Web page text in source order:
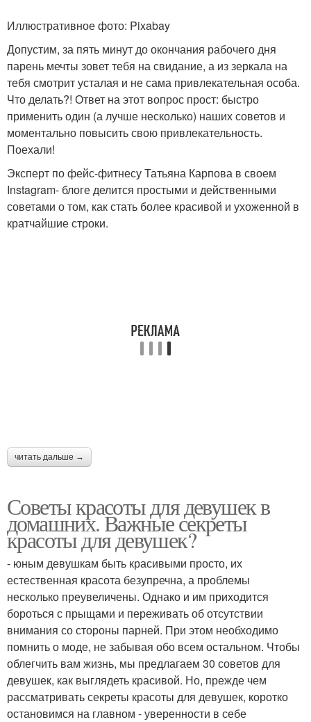
Иллюстративное фото: Pixabay
Допустим, за пять минут до окончания рабочего дня
парень мечты зовет тебя на свидание, а из зеркала на
тебя смотрит усталая и не сама привлекательная особа.
Что делать?! Ответ на этот вопрос прост: быстро
применить один (а лучше несколько) наших советов и
моментально повысить свою привлекательность.
Поехали!
Эксперт по фейс-фитнесу Татьяна Карпова в своем
Instagram- блоге делится простыми и действенными
советами о том, как стать более красивой и ухоженной в
кратчайшие строки.
читать дальше →
Советы красоты для девушек в
домашних. Важные секреты
красоты для девушек?
- юным девушкам быть красивыми просто, их
естественная красота безупречна, а проблемы
несколько преувеличены. Однако и им приходится
бороться с прыщами и переживать об отсутствии
внимания со стороны парней. При этом необходимо
помнить о моде, не забывая обо всем остальном. Чтобы
облегчить вам жизнь, мы предлагаем 30 советов для
девушек, как выглядеть красивой. Но, прежде чем
рассматривать секреты красоты для девушек, коротко
остановимся на главном - уверенности в себе